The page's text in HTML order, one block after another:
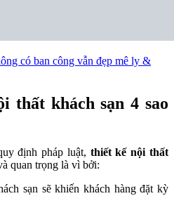
có ban công vẫn đẹp mê ly &
thất khách sạn 4 sao
định pháp luật, thiết kế nội thất
quan trọng là vì bởi:
sạn sẽ khiến khách hàng đặt kỳ